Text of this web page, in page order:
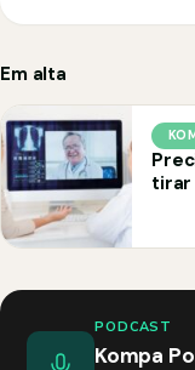
Em alta
tirar
PODCAST
Kompa